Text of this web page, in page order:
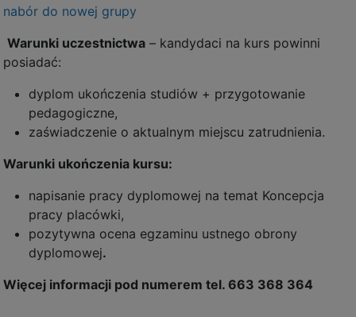
nabór do nowej grupy
Warunki uczestnictwa – kandydaci na kurs powinni
posiadać:
dyplom ukończenia studiów + przygotowanie
pedagogiczne,
zaświadczenie o aktualnym miejscu zatrudnienia.
Warunki ukończenia kursu:
napisanie pracy dyplomowej na temat Koncepcja
pracy placówki,
pozytywna ocena egzaminu ustnego obrony
dyplomowej.
Więcej informacji pod numerem tel. 663 368 364